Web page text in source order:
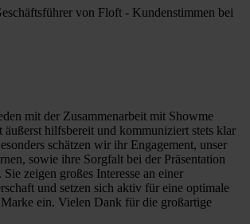
mit der Zusammenarbeit mit Showme
äußerst hilfsbereit und kommuniziert stets klar
schätzen wir ihr Engagement, unser
sowie ihre Sorgfalt bei der Präsentation
zeigen großes Interesse an einer
und setzen sich aktiv für eine optimale
ein. Vielen Dank für die großartige